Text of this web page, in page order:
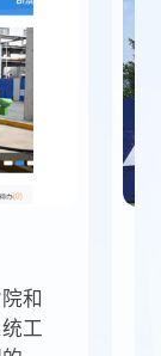
和
工